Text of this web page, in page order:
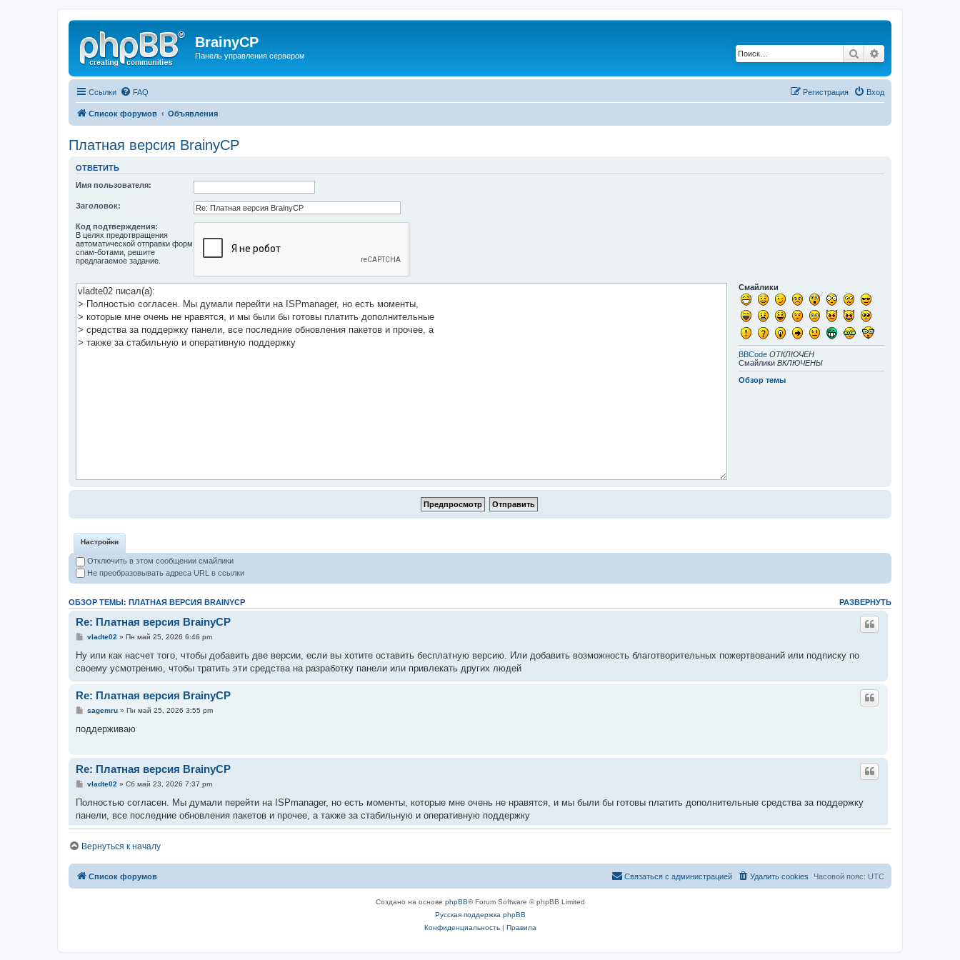
BrainyCP
Панель управления сервером Поиск
Ссылки FAQ Вход
Регистрация
Список форумов Объявления
Платная версия BrainyCP
ОТВЕТИТЬ
Имя пользователя:
Заголовок:
Код подтверждения:
В целях предотвращения
автоматической отправки форм
спам-ботами, решите
предлагаемое задание.
Смайлики
BBCode ОТКЛЮЧЕН
СмайликиВКЛЮЧЕНЫ
Обзор темы
Настройки
Отключить в этом сообщении смайлики
Не преобразовывать адреса URL в ссылки
РАЗВЕРНУТЬ
ОБЗОР ТЕМЫ: ПЛАТНАЯ ВЕРСИЯ BRAINYCP
Re: Платная версия BrainyCP
vladte02» Пн май 25, 2026 6:46 pm
Ну или как насчет того, чтобы добавить две версии, если вы хотите оставить бесплатную версию. Или добавить возможность благотворительных пожертвований или подписку по
своему усмотрению, чтобы тратить эти средства на разработку панели или привлекать других людей
Re: Платная версия BrainyCP
sagemru» Пн май 25, 2026 3:55 pm
поддерживаю
Re: Платная версия BrainyCP
vladte02» Сб май 23, 2026 7:37 pm
Полностью согласен. Мы думали перейти на ISPmanager, но есть моменты, которые мне очень не нравятся, и мы были бы готовы платить дополнительные средства за поддержку
панели, все последние обновления пакетов и прочее, а также за стабильную и оперативную поддержку
Платная версия BrainyCP
Здравствуйте, уважаемые разработчики и участники форума.
Я хочу обсудить и одновременно предложить разработчикам данного проекта задуматься о платной версии панели.
Я прекрасно понимаю и осознаю, что поддерживать проект на бесплатной основе со временем пропадает интерес и энтузиазма для дальнейшего его развития с каждым годом все
Сделайте систему покупки доступа к панели за условные деньги (допустим $1-$5). Я думаю, что у тех, кто ценит ваш проект не возникнет проблем с оплатой доступа и материальной
Вернуться к началу
Список форумов Часовой пояс: UTC
Удалить cookies
Связаться с администрацией
Создано на основе phpBB® Forum Software © phpBB Limited
Русская поддержка phpBB
Конфиденциальность| Правила